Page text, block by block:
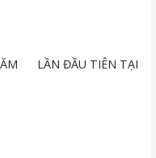
LẦN ĐẦU TIÊN TẠI